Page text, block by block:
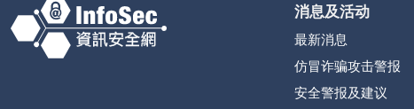
消息及活动
最新消息
仿冒诈骗攻击警报
安全警报及建议